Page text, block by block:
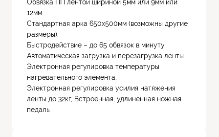
Обвязка ПП лентой шириной 5мм или 9мм или
12мм.
Стандартная арка 650х500мм (возможны другие
размеры).
Быстродействие – до 65 обвязок в минуту.
Автоматическая загрузка и перезагрузка ленты.
Электронная регулировка температуры
нагревательного элемента.
Электронная регулировка усилия натяжения
ленты до 32кг, Встроенная, удлиненная ножная
педаль.